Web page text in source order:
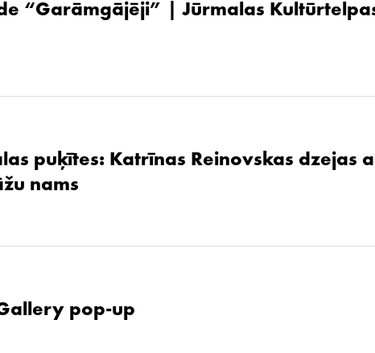
“Garāmgājēji” | Jūrmalas
puķītes: Katrīnas Reinovskas dzejas
nams
pop-up